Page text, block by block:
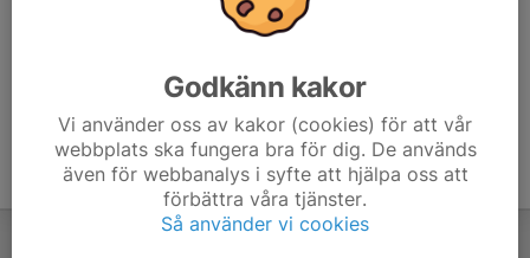
Godkänn kakor
Vi använder oss av kakor (cookies) för att vår
webbplats ska fungera bra för dig. De används
även för webbanalys i syfte att hjälpa oss att
förbättra våra tjänster.
Så använder vi cookies